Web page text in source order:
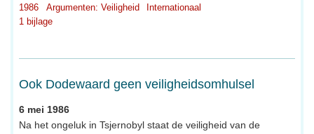
1986
Argumenten: Veiligheid
Internationaal
1 bijlage
Ook Dodewaard geen veiligheidsomhulsel
6 mei 1986
Na het ongeluk in Tsjernobyl staat de veiligheid van de